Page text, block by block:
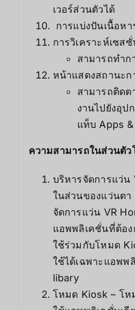
เวอร์ส่วนตัวได้
การแบ่งปันเนื้อหา
การวิเคราะห์เซส
สามารถทำก
หน้าแสดงสถานะก
สามารถติด
งานไปยังอุป
แท็บ Apps &
ความสามารถในส่วนตั
บริหารจัดการแว่น
ในส่วนของแว่นตา
จัดการแว่น VR
แอพพลิเคชั่นที่ต้อ
ใช้ร่วมกับโหมด
ใช้ได้เฉพาะแอพ
libary
โหมด Kiosk – โ